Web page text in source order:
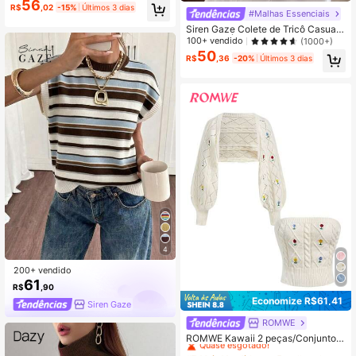
R$56 ,02 -15% Últimos 3 dias
4
200+ vendido
R$61 ,90
Siren Gaze
#Malhas Essenciais
Siren Gaze Colete de Tricô Casual
de Botão Único Listrado Feminino p
ara Outono/Inverno
100+ vendido (1000+)
R$50 ,36 -20% Últimos 3 dias
Economize R$61,41
ROMWE
ROMWE Kawaii 2 peças/Conjunto
Conjunto de Suéter Macio Tricotad
#7 Mais Vendido
Quase esgotado!
#7 Mais Vendido
#7 Mais Vendido